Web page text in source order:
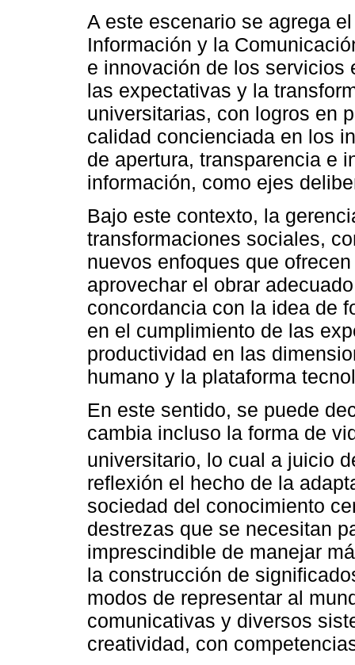
A este escenario se agrega
Información y la
e innovación de los servicios
las expectativas y la
universitarias, con logros en
calidad concienciada en los
de apertura, transparencia e
información, como ejes
Bajo este contexto, la
transformaciones sociales,
nuevos enfoques que
aprovechar el obrar
concordancia con la idea de
en el cumplimiento de las
productividad en las
humano y la plataforma
En este sentido, se puede
cambia incluso la forma de
universitario, lo cual a juicio
reflexión el hecho de la
sociedad del conocimiento
destrezas que se necesitan
imprescindible de manejar
la construcción de
modos de representar al
comunicativas y diversos
creatividad, con